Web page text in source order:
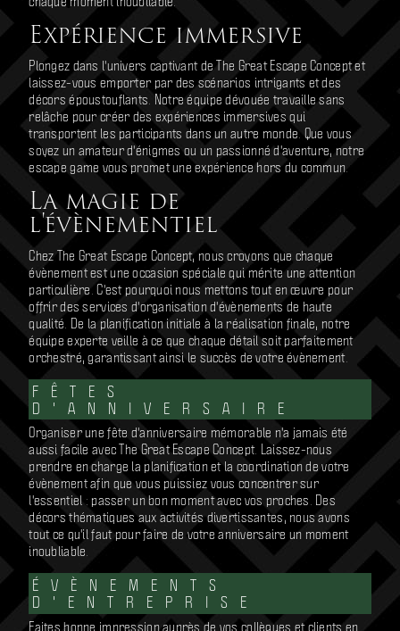
Expérience immersive
Plongez dans l'univers captivant de The Great Escape Concept et
laissez-vous emporter par des scénarios intrigants et des
décors époustouflants. Notre équipe dévouée travaille sans
relâche pour créer des expériences immersives qui
transportent les participants dans un autre monde. Que vous
soyez un amateur d'énigmes ou un passionné d'aventure, notre
escape game vous promet une expérience hors du commun.
La magie de
l'évènementiel
Chez The Great Escape Concept, nous croyons que chaque
évènement est une occasion spéciale qui mérite une attention
particulière. C'est pourquoi nous mettons tout en œuvre pour
offrir des services d'organisation d'évènements de haute
qualité. De la planification initiale à la réalisation finale, notre
équipe experte veille à ce que chaque détail soit parfaitement
orchestré, garantissant ainsi le succès de votre évènement.
FÊTES
D'ANNIVERSAIRE
Organiser une fête d'anniversaire mémorable n'a jamais été
aussi facile avec The Great Escape Concept. Laissez-nous
prendre en charge la planification et la coordination de votre
évènement afin que vous puissiez vous concentrer sur
l'essentiel : passer un bon moment avec vos proches. Des
décors thématiques aux activités divertissantes, nous avons
tout ce qu'il faut pour faire de votre anniversaire un moment
inoubliable.
ÉVÈNEMENTS
D'ENTREPRISE
Faites bonne impression auprès de vos collègues et clients en